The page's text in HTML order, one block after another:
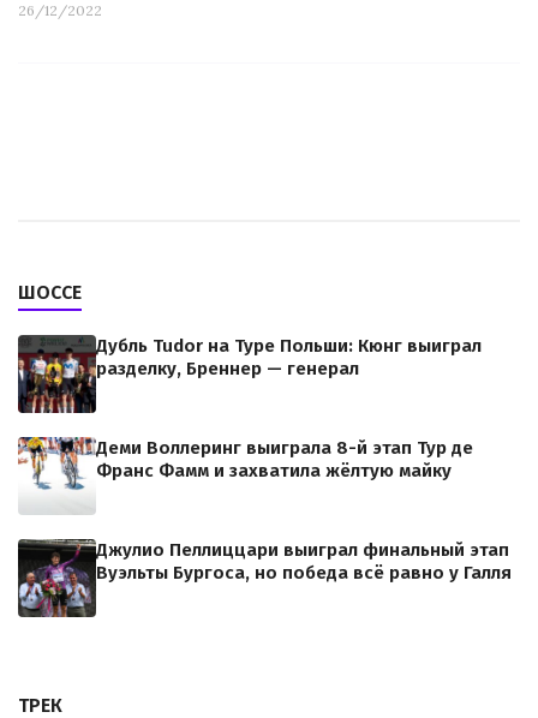
26/12/2022
ШОССЕ
Дубль Tudor на Туре Польши: Кюнг выиграл
разделку, Бреннер — генерал
Деми Воллеринг выиграла 8-й этап Тур де
Франс Фамм и захватила жёлтую майку
Джулио Пеллиццари выиграл финальный этап
Вуэльты Бургоса, но победа всё равно у Галля
ТРЕК